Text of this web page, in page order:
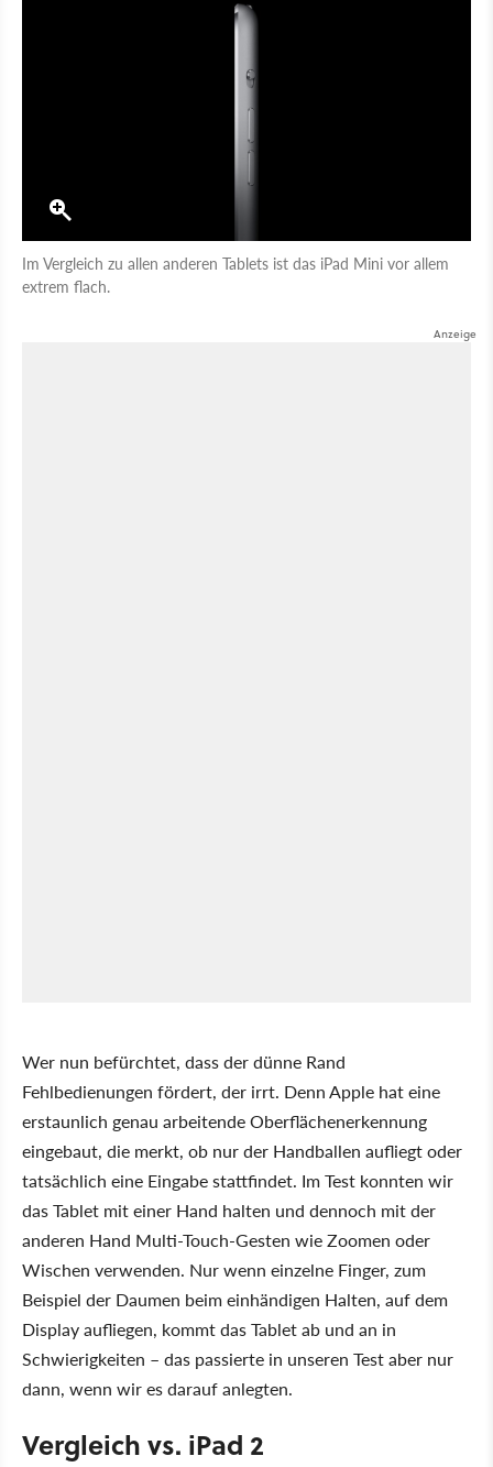
Im Vergleich zu allen anderen Tablets ist das iPad Mini vor allem
extrem flach.
Wer nun befürchtet, dass der dünne Rand
Fehlbedienungen fördert, der irrt. Denn Apple hat eine
erstaunlich genau arbeitende Oberflächenerkennung
eingebaut, die merkt, ob nur der Handballen aufliegt oder
tatsächlich eine Eingabe stattfindet. Im Test konnten wir
das Tablet mit einer Hand halten und dennoch mit der
anderen Hand Multi-Touch-Gesten wie Zoomen oder
Wischen verwenden. Nur wenn einzelne Finger, zum
Beispiel der Daumen beim einhändigen Halten, auf dem
Display aufliegen, kommt das Tablet ab und an in
Schwierigkeiten – das passierte in unseren Test aber nur
dann, wenn wir es darauf anlegten.
Vergleich vs. iPad 2